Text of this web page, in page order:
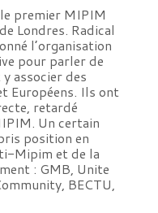
premier MIPIM
Londres. Radical
l’organisation
pour parler de
associer des
Européens. Ils ont
retardé
Un certain
position en
Mipim et de la
: GMB, Unite
BECTU,